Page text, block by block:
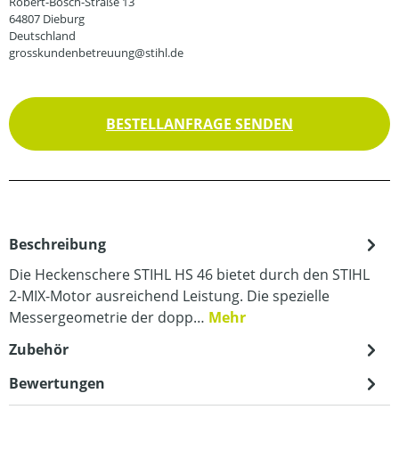
64807 Dieburg
Deutschland
grosskundenbetreuung@stihl.de
BESTELLANFRAGE SENDEN
Beschreibung
Die Heckenschere STIHL HS 46 bietet durch den STIHL
2-MIX-Motor ausreichend Leistung. Die spezielle
Messergeometrie der dopp… Mehr
Zubehör
Bewertungen